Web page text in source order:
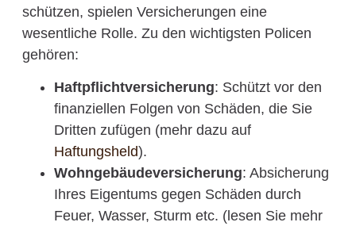
schützen, spielen Versicherungen eine
wesentliche Rolle. Zu den wichtigsten Policen
gehören:
Haftpflichtversicherung: Schützt vor den
finanziellen Folgen von Schäden, die Sie
Dritten zufügen (mehr dazu auf
Haftungsheld).
Wohngebäudeversicherung: Absicherung
Ihres Eigentums gegen Schäden durch
Feuer, Wasser, Sturm etc. (lesen Sie mehr